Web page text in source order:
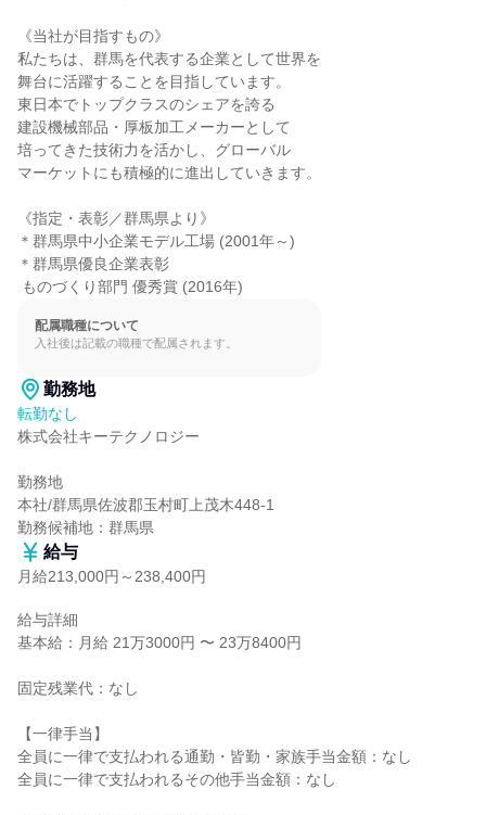
《当社が目指すもの》
私たちは、群馬を代表する企業として世界を
舞台に活躍することを目指しています。
東日本でトップクラスのシェアを誇る
建設機械部品・厚板加工メーカーとして
培ってきた技術力を活かし、グローバル
マーケットにも積極的に進出していきます。
《指定・表彰／群馬県より》
＊群馬県中小企業モデル工場 (2001年～)
＊群馬県優良企業表彰
ものづくり部門 優秀賞 (2016年)
配属職種について
入社後は記載の職種で配属されます。
勤務地
転勤なし
株式会社キーテクノロジー
勤務地
本社/群馬県佐波郡玉村町上茂木448-1
勤務候補地：群馬県
給与
月給213,000円～238,400円
給与詳細
基本給：月給 21万3000円 〜 23万8400円
固定残業代：なし
【一律手当】
全員に一律で支払われる通勤・皆勤・家族手当金額：なし
全員に一律で支払われるその他手当金額：なし